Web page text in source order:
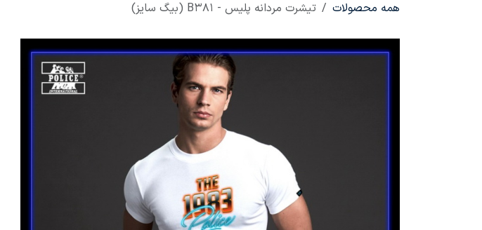
همه محصولات تیشرت مردانه پلیس - B381 (بیگ سایز)